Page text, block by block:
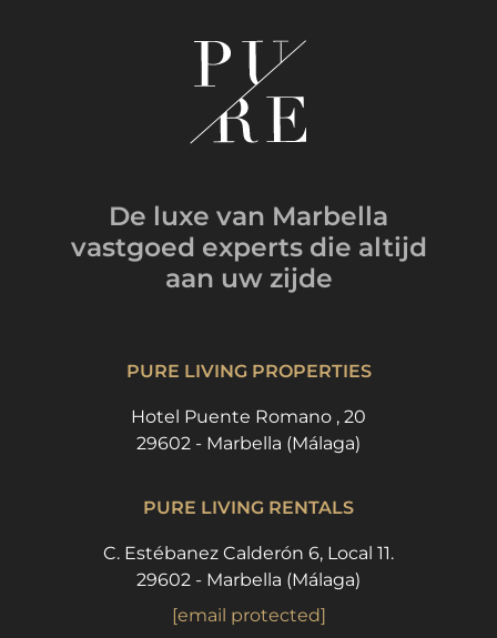
De luxe van Marbella
vastgoed experts die altijd
aan uw zijde
PURE LIVING PROPERTIES
Hotel Puente Romano , 20
29602 - Marbella (Málaga)
PURE LIVING RENTALS
C. Estébanez Calderón 6, Local 11.
29602 - Marbella (Málaga)
[email protected]